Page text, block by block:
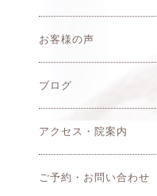
お客様の声
ブログ
アクセス・院案内
ご予約・お問い合わせ